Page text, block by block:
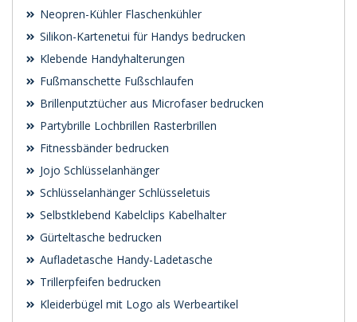
Neopren-Kühler Flaschenkühler
Silikon-Kartenetui für Handys bedrucken
Klebende Handyhalterungen
Fußmanschette Fußschlaufen
Brillenputztücher aus Microfaser bedrucken
Partybrille Lochbrillen Rasterbrillen
Fitnessbänder bedrucken
Jojo Schlüsselanhänger
Schlüsselanhänger Schlüsseletuis
Selbstklebend Kabelclips Kabelhalter
Gürteltasche bedrucken
Aufladetasche Handy-Ladetasche
Trillerpfeifen bedrucken
Kleiderbügel mit Logo als Werbeartikel